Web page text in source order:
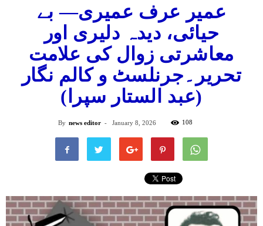
عمیر عرف عمیری— بے
حیائی، دیدہ دلیری اور
معاشرتی زوال کی علامت
تحریر۔جرنلسٹ و کالم نگار
(عبد الستار سپرا)
By news editor - January 8, 2026 108